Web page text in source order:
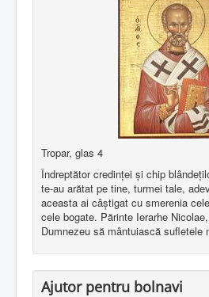
Tropar, glas 4
Îndreptător credinţei şi chip
te-au arătat pe tine, turmei tale,
aceasta ai câştigat cu smerenia
cele bogate. Părinte Ierarhe
Dumnezeu să mântuiască sufletele
Ajutor pentru bolnavi